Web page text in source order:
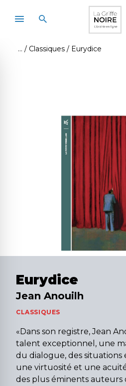
Classiques Eurydice
Eurydice
Jean Anouilh
CLASSIQUES
«Dans son registre, Jean
talent exceptionnel, une
du dialogue, des situations
une virtuosité et une
des plus éminents auteurs